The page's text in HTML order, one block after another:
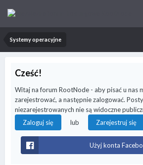
Systemy operacyjne
Cześć!
Witaj na forum RootNode - aby pisać u nas
zarejestrować, a następnie zalogować.
niezarejestrowanych nie są widoczne
Zaloguj się
lub Zarejestruj się
Użyj konta